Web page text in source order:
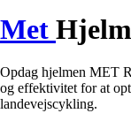
Met
Opdag hjelmen MET
og effektivitet for at
landevejscykling.